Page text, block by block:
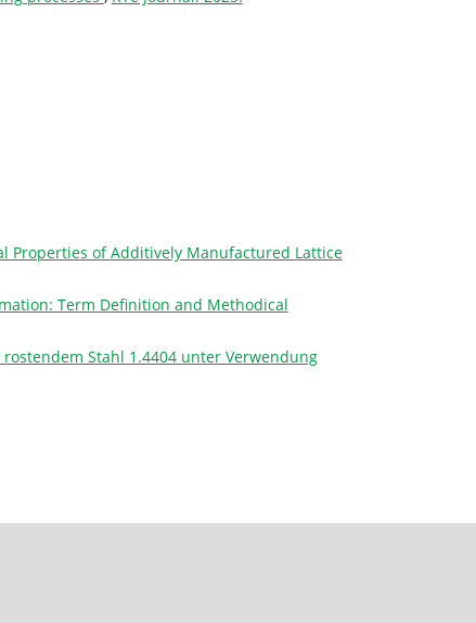
Properties of Additively Manufactured Lattice
Term Definition and Methodical
Stahl 1.4404 unter Verwendung